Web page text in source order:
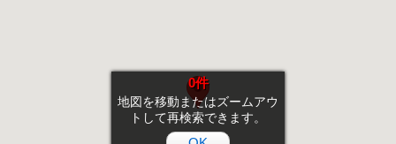
0件
地図を移動またはズームアウ
トして再検索できます。